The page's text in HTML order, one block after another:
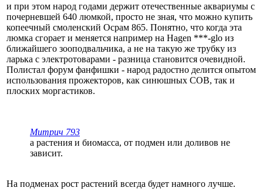
и при этом народ годами держит отечественные аквариумы с
почерневшей 640 люмкой, просто не зная, что можно купить
копеечный смоленский Осрам 865. Понятно, что когда эта
люмка сгорает и меняется например на Hagen ***-glo из
ближайшего зооподвальчика, а не на такую же трубку из
ларька с электротоварами - разница становится очевидной.
Полистал форум фанфишки - народ радостно делится опытом
использования прожекторов, как синюшных COB, так и
плоских моргастиков.
Митрич 793
а растения и биомасса, от подмен или доливов не
зависит.
На подменах рост растений всегда будет намного лучше.